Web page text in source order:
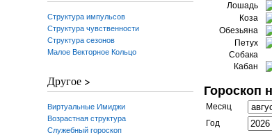
Структура импульсов
Структура чувственности
Структура сезонов
Малое Векторное Кольцо
Другое >
Виртуальные Имиджи
Возрастная структура
Служебный гороскоп
Лошадь
Коза
Обезьяна
Петух
Собака
Кабан
Гороскоп
Месяц
Год